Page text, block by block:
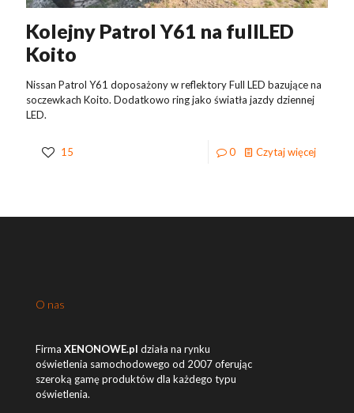
Kolejny Patrol Y61 na fullLED
Koito
Nissan Patrol Y61 doposażony w reflektory Full LED bazujące na
soczewkach Koito. Dodatkowo ring jako światła jazdy dziennej
LED.
15 0 Czytaj więcej
O nas
Firma XENONOWE.pl działa na rynku
oświetlenia samochodowego od 2007 oferując
szeroką gamę produktów dla każdego typu
oświetlenia.